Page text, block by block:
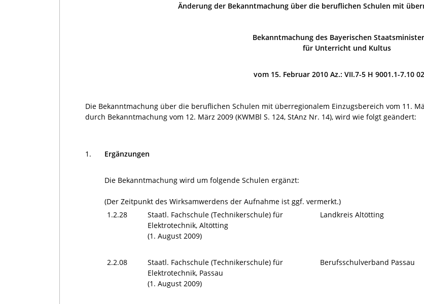
Änderung der Bekanntmachung über die beruflichen Schulen mit
Bekanntmachung des Bayerischen
für Unterricht und Kultus
vom 15. Februar 2010 Az.: VII.7-5 H 9001.1-7.10
Die Bekanntmachung über die beruflichen Schulen mit überregionalem Einzugsbereich vom 11.
durch Bekanntmachung vom 12. März 2009 (KWMBl S. 124, StAnz Nr. 14), wird wie folgt geändert:
1. Ergänzungen
Die Bekanntmachung wird um folgende Schulen ergänzt:
(Der Zeitpunkt des Wirksamwerdens der Aufnahme ist ggf. vermerkt.)
1.2.28
Staatl. Fachschule (Technikerschule) für
Elektrotechnik, Altötting
(1. August 2009)
Landkreis Altötting
2.2.08
Staatl. Fachschule (Technikerschule) für
Elektrotechnik, Passau
(1. August 2009)
Berufsschulverband Passau